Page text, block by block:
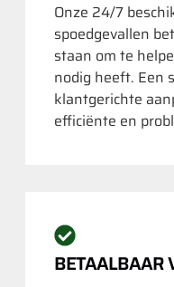
Onze 24/7
spoedgevallen
staan om te
nodig heeft. Een
klantgerichte
efficiënte en
BETAALBAAR